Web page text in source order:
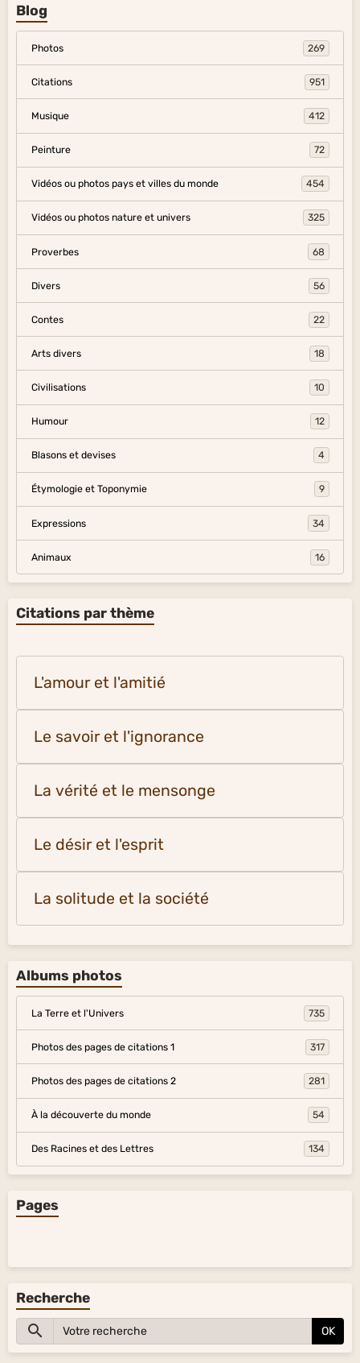
Blog
Photos 269
Citations 951
Musique 412
Peinture 72
Vidéos ou photos pays et villes du monde 454
Vidéos ou photos nature et univers 325
Proverbes 68
Divers 56
Contes 22
Arts divers 18
Civilisations 10
Humour 12
Blasons et devises 4
Étymologie et Toponymie 9
Expressions 34
Animaux 16
Citations par thème
L'amour et l'amitié
Le savoir et l'ignorance
La vérité et le mensonge
Le désir et l'esprit
La solitude et la société
Albums photos
La Terre et l'Univers 735
Photos des pages de citations 1 317
Photos des pages de citations 2 281
À la découverte du monde 54
Des Racines et des Lettres 134
Pages
Recherche
OK